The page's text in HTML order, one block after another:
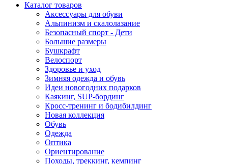
Каталог товаров
Аксессуары для обуви
Альпинизм и скалолазание
Безопасный спорт - Дети
Большие размеры
Бушкрафт
Велоспорт
Здоровье и уход
Зимняя одежда и обувь
Идеи новогодних подарков
Каякинг, SUP-бординг
Кросс-тренинг и бодибилдинг
Новая коллекция
Обувь
Одежда
Оптика
Ориентирование
Походы, треккинг, кемпинг